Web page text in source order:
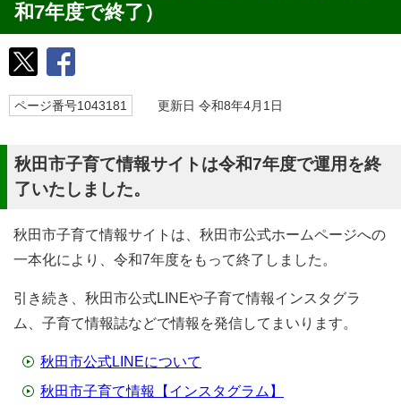
和7年度で終了）
ページ番号1043181 更新日 令和8年4月1日
秋田市子育て情報サイトは令和7年度で運用を終
了いたしました。
秋田市子育て情報サイトは、秋田市公式ホームページへの
一本化により、令和7年度をもって終了しました。
引き続き、秋田市公式LINEや子育て情報インスタグラ
ム、子育て情報誌などで情報を発信してまいります。
秋田市公式LINEについて
秋田市子育て情報【インスタグラム】